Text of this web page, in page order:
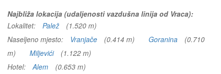
Najbliža lokacija (udaljenosti vazdušna linija od Vraca):
Lokalitet:
Palež
(1.520 m)
Naseljeno mjesto:
Vranjače (0.414 m) Goranina
(0.710
m)
Miljevići
(1.122 m)
Hotel:
Alem
(0.653 m)